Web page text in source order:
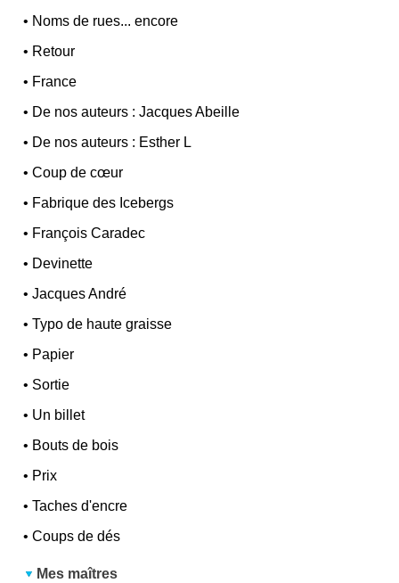
• Noms de rues... encore
• Retour
• France
• De nos auteurs : Jacques Abeille
• De nos auteurs : Esther L
•Coup de cœur
• Fabrique des Icebergs
• François Caradec
• Devinette
•Jacques André
•Typo de haute graisse
• Papier
• Sortie
• Un billet
• Bouts de bois
• Prix
•Taches d'encre
•Coups de dés
Mes maîtres